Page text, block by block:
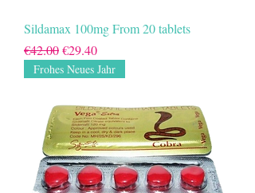
Sildamax 100mg From 20 tablets
Regular Price
€42.00Sale Price
€29.40
Frohes Neues Jahr